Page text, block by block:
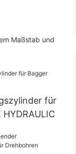
Maßstab und
für
HYDRAULIC